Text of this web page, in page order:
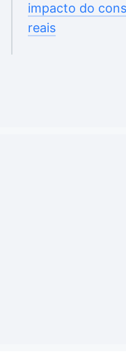
impacto do
reais